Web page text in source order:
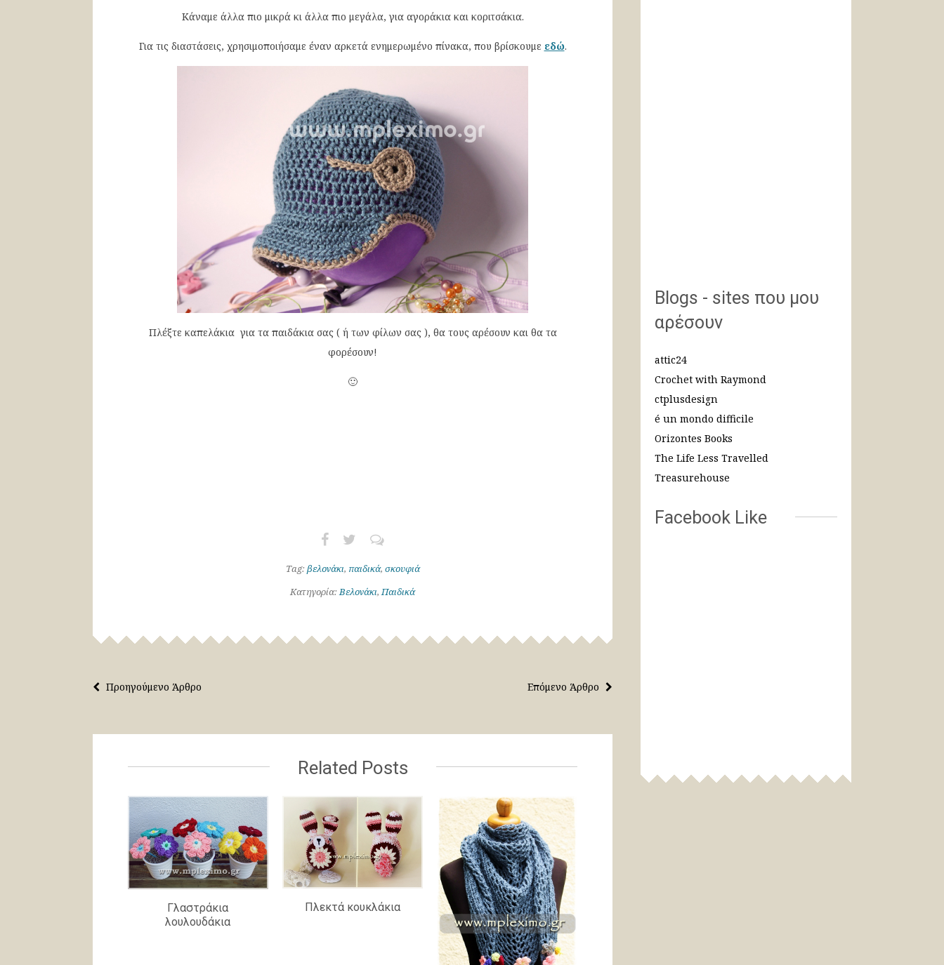
Κάναμε άλλα πιο μικρά κι άλλα πιο μεγάλα, για αγοράκια και κοριτσάκια.
Για τις διαστάσεις, χρησιμοποιήσαμε έναν αρκετά ενημερωμένο πίνακα, που βρίσκουμε εδώ.
Πλέξτε καπελάκια για τα παιδάκια σας ( ή των φίλων σας ), θα τους αρέσουν και θα τα
φορέσουν!
🙂
Tag: βελονάκι, παιδικά, σκουφιά
Κατηγορία:Βελονάκι,Παιδικά
Επόμενο Άρθρο
Προηγούμενο Άρθρο
Related Posts
Γλαστράκια
λουλουδάκια
Πλεκτά κουκλάκια
Blogs - sites που μου
αρέσουν
attic24
Crochet with Raymond
ctplusdesign
é un mondo difficile
Orizontes Books
The Life Less Travelled
Treasurehouse
Facebook Like